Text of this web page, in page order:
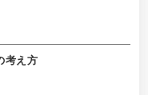
考え方